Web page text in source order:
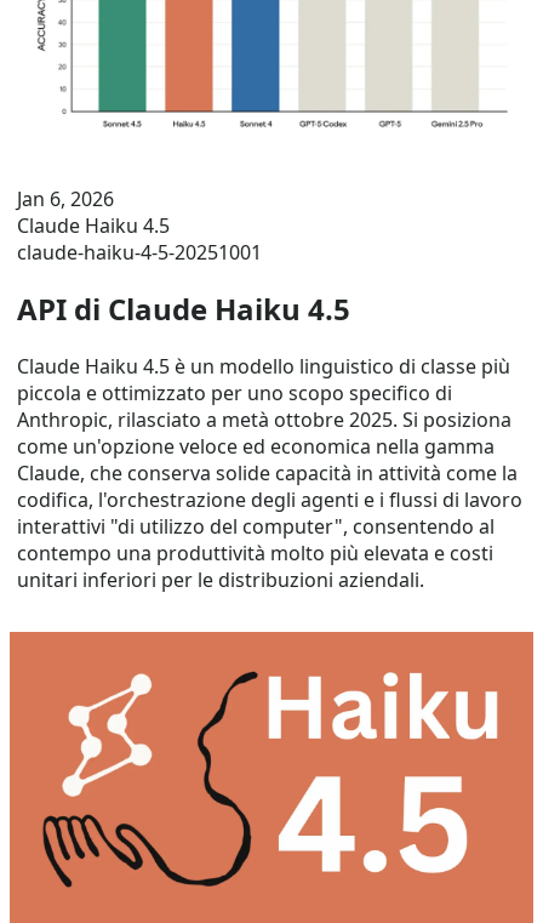
Jan 6, 2026
Claude Haiku 4.5
claude-haiku-4-5-20251001
API di Claude Haiku 4.5
Claude Haiku 4.5 è un modello linguistico di classe più
piccola e ottimizzato per uno scopo specifico di
Anthropic, rilasciato a metà ottobre 2025. Si posiziona
come un'opzione veloce ed economica nella gamma
Claude, che conserva solide capacità in attività come la
codifica, l'orchestrazione degli agenti e i flussi di lavoro
interattivi "di utilizzo del computer", consentendo al
contempo una produttività molto più elevata e costi
unitari inferiori per le distribuzioni aziendali.